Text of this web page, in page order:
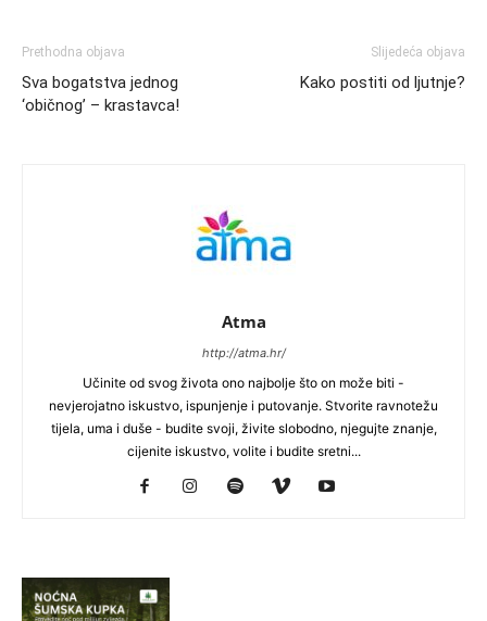
Prethodna objava
Sva bogatstva jednog
‘običnog’ – krastavca!
Slijedeća objava
Kako postiti od ljutnje?
Atma
http://atma.hr/
Učinite od svog života ono najbolje što on može biti -
nevjerojatno iskustvo, ispunjenje i putovanje. Stvorite ravnotežu
tijela, uma i duše - budite svoji, živite slobodno, njegujte znanje,
cijenite iskustvo, volite i budite sretni...